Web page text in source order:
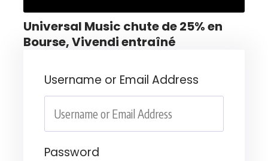
Universal Music chute de 25% en
Bourse, Vivendi entraîné
Username or Email Address
Password